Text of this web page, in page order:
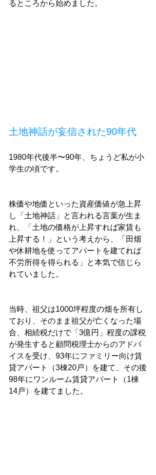
るところから始めました。
土地神話が妄信された90年代
1980年代後半〜90年、ちょうど私が小
学生の頃です。
株価や地価といった資産価値が急上昇
し「土地神話」と言われる言葉が生ま
れ、「土地の価格が上昇すれば家賃も
上昇する！」という考えから、「田畑
や休耕地を使ってアパートを建てれば
不労所得を得られる」と本気で信じら
れていました。
当時、祖父は1000坪程度の畑を所有し
ており、そのまま祖父が亡くなった場
合、相続税だけで「3億円」程度の課税
が発生すると顧問税理士からのアドバ
イスを受け、93年にファミリー向け賃
貸アパート（3棟20戸）を建て、その後
98年にワンルーム賃貸アパート（1棟
14戸）を建てました。